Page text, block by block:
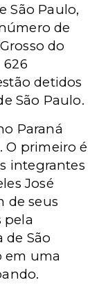
São Paulo,
de
do
626
detidos
São Paulo.
Paraná
O primeiro é
integrantes
José
de seus
pela
de São
em uma